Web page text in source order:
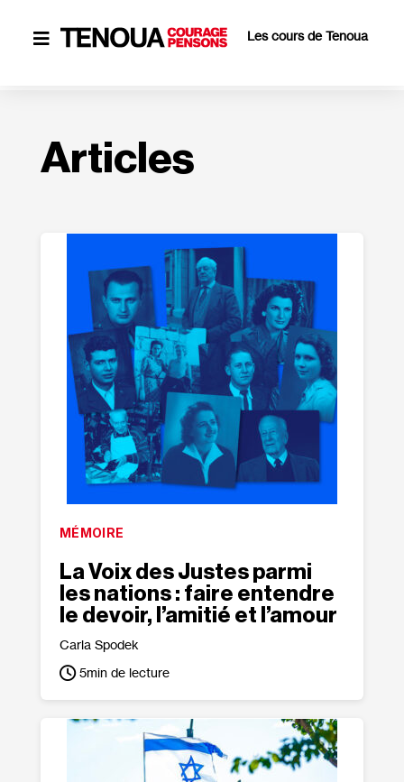
 Les cours de Tenoua
Articles
MÉMOIRE
La Voix des Justes parmi
les nations : faire entendre
le devoir, l’amitié et l’amour
Carla Spodek
5min de lecture